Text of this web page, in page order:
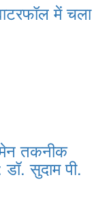
में चला
तकनीक
सुदाम पी.